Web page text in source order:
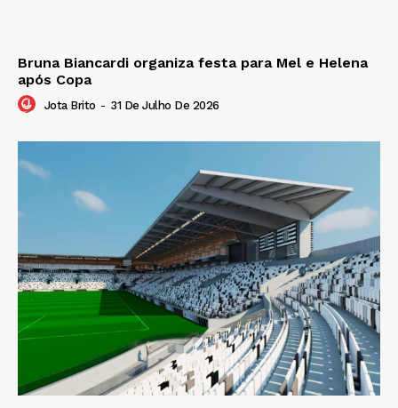
Bruna Biancardi organiza festa para Mel e Helena
após Copa
Jota Brito - 31 De Julho De 2026